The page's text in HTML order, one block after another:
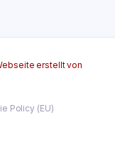
erstellt von
Policy (EU)